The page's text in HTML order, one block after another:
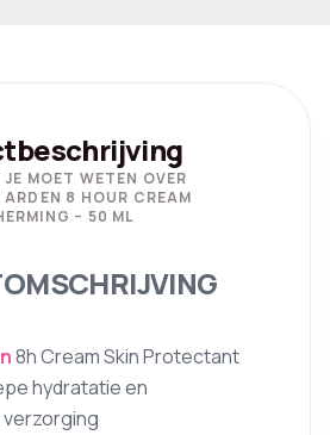
MOET WETEN OVER
8 HOUR CREAM
– 50 ML
8h Cream Skin Protectant
hydratatie en